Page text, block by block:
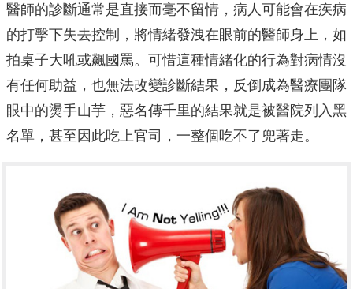
醫師的診斷通常是直接而毫不留情，病人可能會在疾病
的打擊下失去控制，將情緒發洩在眼前的醫師身上，如
拍桌子大吼或飆國罵。可惜這種情緒化的行為對病情沒
有任何助益，也無法改變診斷結果，反倒成為醫療團隊
眼中的燙手山芋，惡名傳千里的結果就是被醫院列入黑
名單，甚至因此吃上官司，一整個吃不了兜著走。